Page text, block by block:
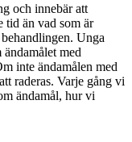
och innebär att
tid än vad som är
Unga
med
inte ändamålen med
raderas. Varje gång vi
ändamål, hur vi